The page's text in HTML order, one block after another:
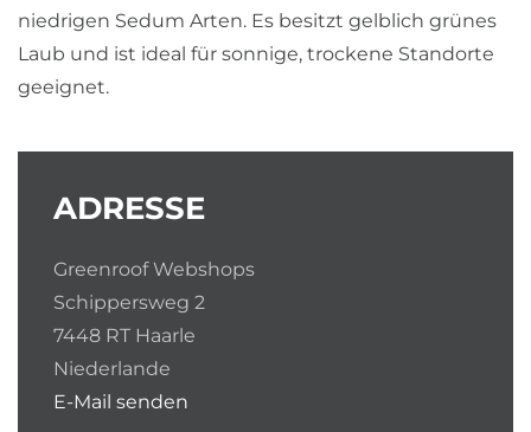
niedrigen Sedum Arten. Es besitzt gelblich grünes
Laub und ist ideal für sonnige, trockene Standorte
geeignet.
ADRESSE
Greenroof Webshops
Schippersweg 2
7448 RT Haarle
Niederlande
E-Mail senden